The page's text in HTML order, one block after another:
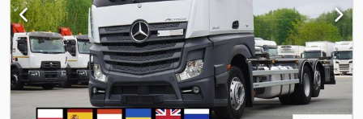
ágyas hálófülke Motorfék Automata sebességváltó Tempomat
Differenciálzár Webasto légkondicionálás hűtőszekrény
Napfénytető rádió tachográf Dsdpfxozrl Sye Ambekr Mercedes
bemutatóteremben vásárolt és szervizelt autó. 100%-ban
balesetmentes, 1 tulajdonos, teljes dokumentáció Az autó műszaki
és vizuális állapota tökéletes